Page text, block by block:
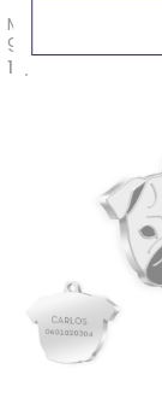
Medalla para
grabada
16,90 €